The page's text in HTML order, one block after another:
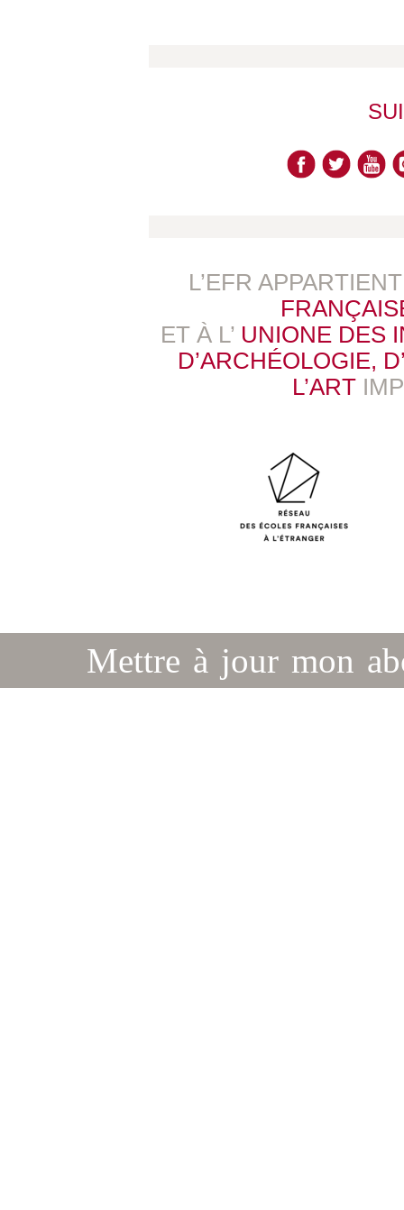
L’EFR
ET À L’ UNIONE DES
D’ARCHÉOLOGIE,
L’ART
Mettre à jour mon